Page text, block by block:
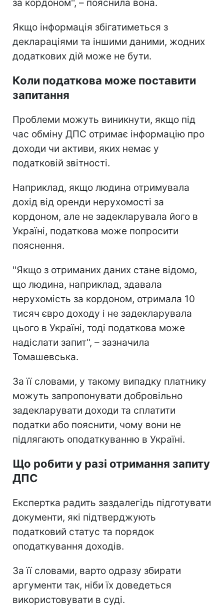
за кордоном'', – пояснила вона.
Якщо інформація збігатиметься з
деклараціями та іншими даними, жодних
додаткових дій може не бути.
Коли податкова може поставити
запитання
Проблеми можуть виникнути, якщо під
час обміну ДПС отримає інформацію про
доходи чи активи, яких немає у
податковій звітності.
Наприклад, якщо людина отримувала
дохід від оренди нерухомості за
кордоном, але не задекларувала його в
Україні, податкова може попросити
пояснення.
''Якщо з отриманих даних стане відомо,
що людина, наприклад, здавала
нерухомість за кордоном, отримала 10
тисяч євро доходу і не задекларувала
цього в Україні, тоді податкова може
надіслати запит'', – зазначила
Томашевська.
За її словами, у такому випадку платнику
можуть запропонувати добровільно
задекларувати доходи та сплатити
податки або пояснити, чому вони не
підлягають оподаткуванню в Україні.
Що робити у разі отримання запиту
ДПС
Експертка радить заздалегідь підготувати
документи, які підтверджують
податковий статус та порядок
оподаткування доходів.
За її словами, варто одразу збирати
аргументи так, ніби їх доведеться
використовувати в суді.